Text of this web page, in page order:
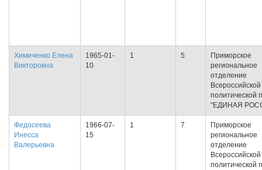
Химиченко Елена
Викторовна
1965-01-
10
1 5
Приморское
региональное
отделение
Всероссийской
политической
"ЕДИНАЯ
Федосеева
Инесса
Валерьевна
1966-07-
15
1 7
Приморское
региональное
отделение
Всероссийской
политической